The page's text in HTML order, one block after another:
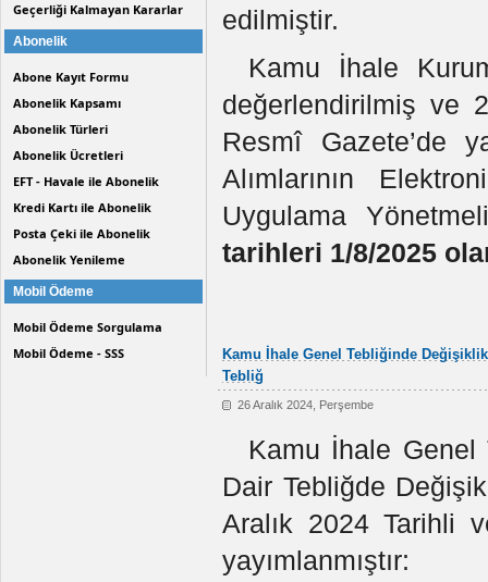
Geçerliği Kalmayan Kararlar
Abonelik
Abone Kayıt Formu
Abonelik Kapsamı
Abonelik Türleri
Abonelik Ücretleri
EFT - Havale ile Abonelik
Kredi Kartı ile Abonelik
Posta Çeki ile Abonelik
Abonelik Yenileme
Mobil Ödeme
Mobil Ödeme Sorgulama
Mobil Ödeme - SSS
edilmiştir.
Kamu İhale
değerlendirilmiş ve
Resmî Gazete’de
Alımlarının
Uygulama
tarihleri 1/8/2025
Kamu İhale Genel Tebliğinde Değişiklik
Tebliğ
26 Aralık 2024, Perşembe
Kamu İhale Genel
Dair Tebliğde
Aralık 2024 Tarihli
yayımlanmıştır: